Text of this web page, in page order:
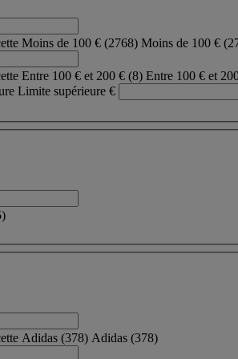
Moins de 100 € (2768) Moins de 100 €
Entre 100 € et 200 € (8) Entre 100 € et
Limite supérieure €
)
Adidas (378) Adidas (378)